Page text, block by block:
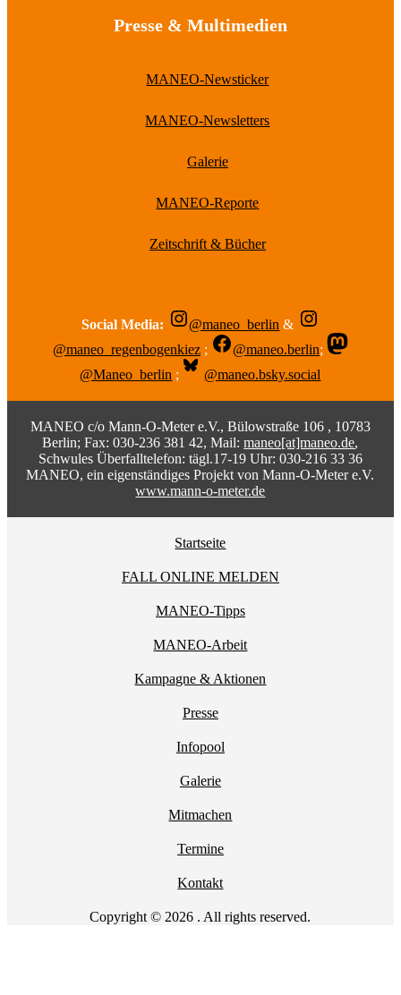
Presse & Multimedien
MANEO-Newsticker
MANEO-Newsletters
Galerie
MANEO-Reporte
Zeitschrift & Bücher
Social Media: @maneo_berlin &
@maneo_regenbogenkiez ; @maneo.berlin;
@Maneo_berlin ; @maneo.bsky.social
MANEO c/o Mann-O-Meter e.V., Bülowstraße 106 , 10783
Berlin; Fax: 030-236 381 42, Mail:maneo[at]maneo.de,
Schwules Überfalltelefon: tägl.17-19 Uhr: 030-216 33 36
MANEO, ein eigenständiges Projekt von Mann-O-Meter e.V.
www.mann-o-meter.de
Startseite
FALL ONLINE MELDEN
MANEO-Tipps
MANEO-Arbeit
Kampagne & Aktionen
Presse
Infopool
Galerie
Mitmachen
Termine
Kontakt
Copyright © 2026 . All rights reserved.